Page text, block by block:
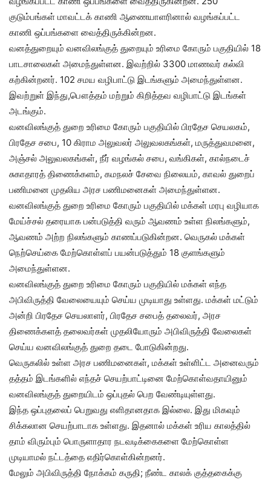
குடும்பங்கள் மாவட்டக் காணி ஆணையாளரினால் வழங்கப்பட்ட
காணி ஒப்பங்களை வைத்திருக்கின்றன.
வனத்துறையும் வனவிலங்குத் துறையும் உரிமை கோரும் பகுதியில் 18
பாடசாலைகள் அமைந்துள்ளன. இவற்றில் 3300 மாணவர் கல்வி
கற்கின்றனர். 102 சமய வழிபாட்டு இடங்களும் அமைந்துள்ளன.
இவற்றுள் இந்து,பௌத்தம் மற்றும் கிறித்தவ வழிபாட்டு இடங்கள்
அடங்கும்.
வனவிலங்குத் துறை உரிமை கோரும் பகுதியில் பிரதேச செயலகம்,
பிரதேச சபை, 10 கிராம அலுவலர் அலுவலகங்கள், மருத்துவமனை,
அஞ்சல் அலுவலகங்கள், நீர் வழங்கல் சபை, வங்கிகள், கால்நடைச்
சுகாதாரத் திணைக்களம், கமநலச் சேவை நிலையம், காவல் துறைப்
பணிமனை முதலிய அரச பணிமனைகள் அமைந்துள்ளன.
வனவிலங்குத் துறை உரிமை கோரும் பகுதியில் மக்கள் மரபு வழியாக
மேய்ச்சல் தரையாக பன்படுத்தி வரும் ஆவணம் உள்ள நிலங்களும்,
ஆவணம் அற்ற நிலங்களும் காணப்படுகின்றன. வெருகல் மக்கள்
நெற்செய்கை மேற்கொள்ளப் பயன்படுத்தும் 18 குளங்களும்
அமைந்துள்ளன.
வனவிலங்குத் துறை உரிமை கோரும் பகுதியில் மக்கள் எந்த
அபிவிருத்தி வேலையையும் செய்ய முடியாது உள்ளது. மக்கள் மட்டும்
அன்றி பிரதேச செயலாளர், பிரதேச சபைத் தலைவர், அரச
திணைக்களத் தலைவர்கள் முதலியோரும் அபிவிருத்தி வேலைகள்
செய்ய வனவிலங்குத் துறை தடை போடுகின்றது.
வெருகலில் உள்ள அரச பணிமனைகள், மக்கள் உள்ளிட்ட அனைவரும்
தத்தம் இடங்களில் எந்தச் செயற்பாட்டினை மேற்கொள்வதாயினும்
வனவிலங்குத் துறையிடம் ஒப்புதல் பெற வேண்டியுள்ளது.
இந்த ஒப்புதலைப் பெறுவது எளிதானதாக இல்லை. இது மிகவும்
சிக்கலான செயற்பாடாக உள்ளது. இதனால் மக்கள் உரிய காலத்தில்
தாம் விரும்பும் பொருளாதார நடவடிக்கைகளை மேற்கொள்ள
முடியாமல் நட்டத்தை எதிர்கொள்கின்றனர்.
மேலும் அபிவிருத்தி நோக்கம் கருதி; நீண்ட காலக் குத்தகைக்கு